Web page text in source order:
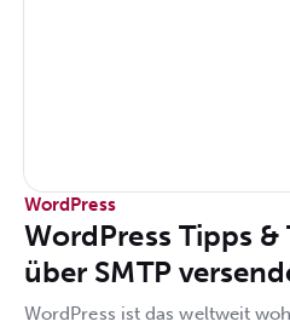
WordPress
WordPress Tipps &
über SMTP
WordPress ist das weltweit